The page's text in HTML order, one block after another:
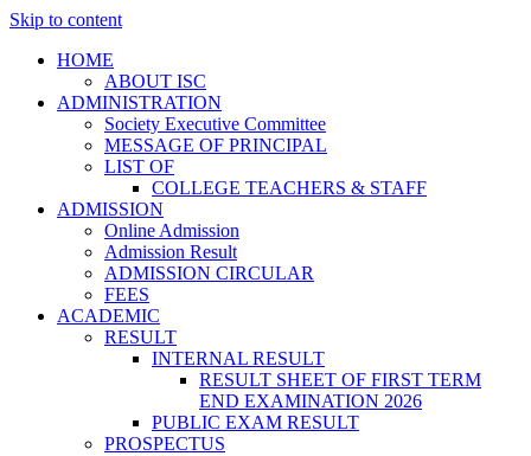
Skip to content
HOME
ABOUT ISC
ADMINISTRATION
Society Executive Committee
MESSAGE OF PRINCIPAL
LIST OF
COLLEGE TEACHERS & STAFF
ADMISSION
Online Admission
Admission Result
ADMISSION CIRCULAR
FEES
ACADEMIC
RESULT
INTERNAL RESULT
RESULT SHEET OF FIRST TERM
END EXAMINATION 2026
PUBLIC EXAM RESULT
PROSPECTUS